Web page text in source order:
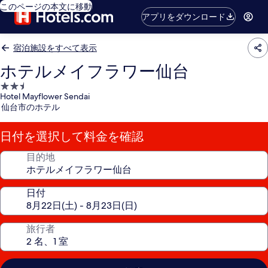
このページの本文に移動
アプリをダウンロード
宿泊施設をすべて表示
ホテルメイフラワー仙台
2.5
つ
星
宿
泊
施
Hotel Mayflower Sendai
仙台市のホテル
日付を選択して料金を確認
目的地
日付
旅行者